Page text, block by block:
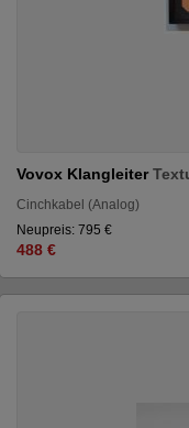
Vovox Klangleiter
Cinchkabel (Analog)
Neupreis: 795 €
488 €